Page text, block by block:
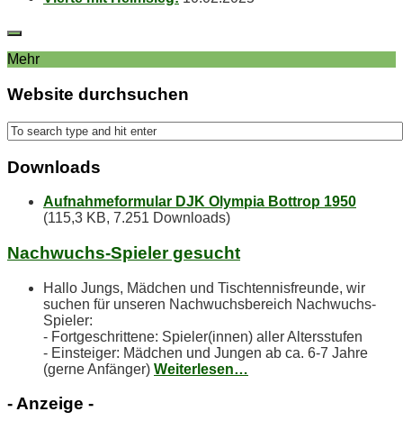
Mehr
Web­site durchsuchen
Down­loads
Aufnahmeformular DJK Olympia Bottrop 1950
(115,3 KB, 7.251 Downloads)
Nach­wuchs-Spie­ler gesucht
Hallo Jungs, Mädchen und Tischtennisfreunde, wir
suchen für unseren Nachwuchsbereich Nachwuchs-
Spieler:
- Fortgeschrittene: Spieler(innen) aller Altersstufen
- Einsteiger: Mädchen und Jungen ab ca. 6-7 Jahre
(gerne Anfänger) Weiterlesen…
- An­zei­ge -